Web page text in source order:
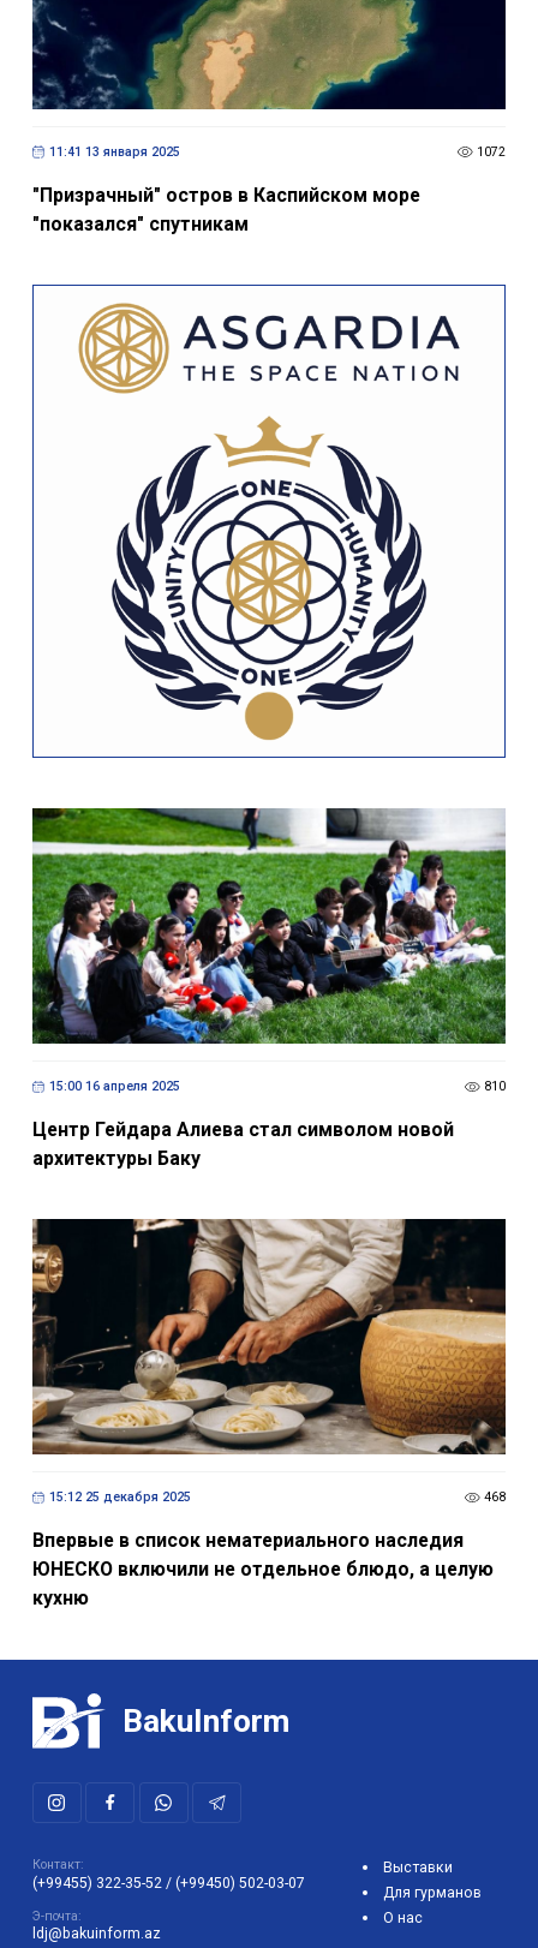
11:41 13 января 2025 1072
"Призрачный" остров в Каспийском море
"показался" спутникам
15:00 16 апреля 2025 810
Центр Гейдара Алиева стал символом новой
архитектуры Баку
15:12 25 декабря 2025 468
Впервые в список нематериального наследия
ЮНЕСКО включили не отдельное блюдо, а целую
кухню
BakuInform
Контакт:
(+99455) 322-35-52 / (+99450) 502-03-07
Э-почта:
ldj@bakuinform.az
Выставки
Для гурманов
О нас